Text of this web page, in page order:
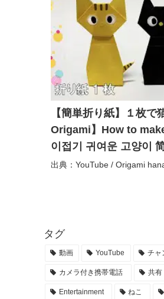
【簡単折り紙】１枚で
Origami】How to
이접기 귀여운 고양이
猫咪 おりがみ ねこ
出典：YouTube / Origami
タグ
動画 YouTube チャ
カメラ付き携帯電話 共有
Entertainment ねこ